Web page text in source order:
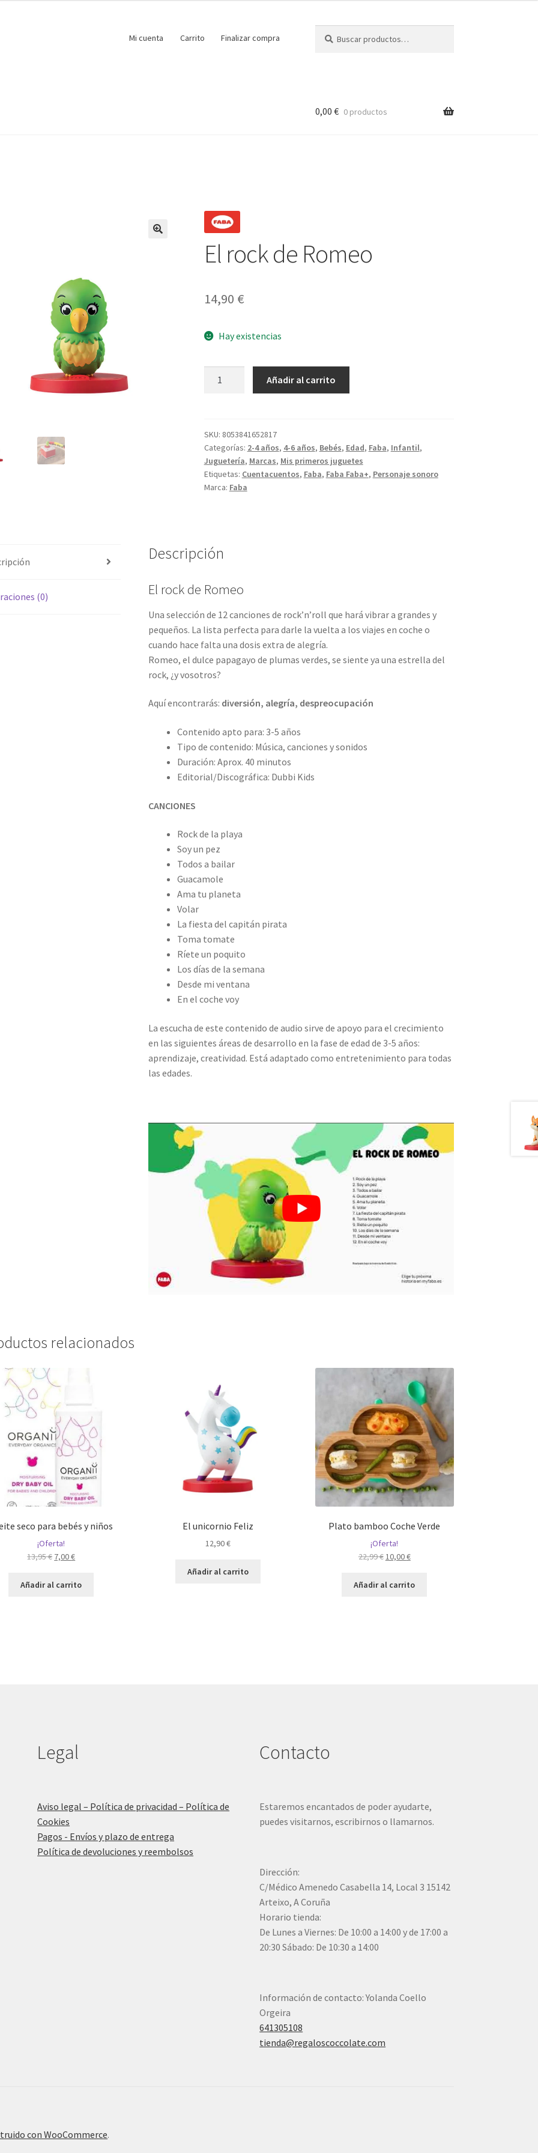
Mi cuenta Carrito Finalizar compra
por:
0,00 € 0 productos
El rock de Romeo
14,90 €
Hay existencias
cantidad
Añadir al carrito
SKU: 8053841652817
Categorías: 2-4 años, 4-6 años, Bebés, Edad, Faba, Infantil,
Juguetería, Marcas, Mis primeros juguetes
Etiquetas: Cuentacuentos, Faba, Faba Faba+, Personaje sonoro
Marca: Faba
(0)
Descripción
El rock de Romeo
Una selección de 12 canciones de rock’n’roll que hará vibrar a grandes y
pequeños. La lista perfecta para darle la vuelta a los viajes en coche o
cuando hace falta una dosis extra de alegría.
Romeo, el dulce papagayo de plumas verdes, se siente ya una estrella del
rock, ¿y vosotros?
Aquí encontrarás: diversión, alegría, despreocupación
Contenido apto para: 3-5 años
Tipo de contenido: Música, canciones y sonidos
Duración: Aprox. 40 minutos
Editorial/Discográfica: Dubbi Kids
CANCIONES
Rock de la playa
Soy un pez
Todos a bailar
Guacamole
Ama tu planeta
Volar
La fiesta del capitán pirata
Toma tomate
Ríete un poquito
Los días de la semana
Desde mi ventana
En el coche voy
La escucha de este contenido de audio sirve de apoyo para el crecimiento
en las siguientes áreas de desarrollo en la fase de edad de 3-5 años:
aprendizaje, creatividad. Está adaptado como entretenimiento para todas
las edades.
relacionados
seco para bebés y niños
¡Oferta!
13,95€ El
original
7,00€El
actual
Añadir al carrito
El unicornio Feliz
12,90€
Añadir al carrito
Plato bamboo Coche Verde
¡Oferta!
22,99€ El
original
10,00€El
actual
Añadir al carrito
Legal
Aviso legal – Política de privacidad – Política de
Cookies
Pagos - Envíos y plazo de entrega
Política de devoluciones y reembolsos
Contacto
Estaremos encantados de poder ayudarte,
puedes visitarnos, escribirnos o llamarnos.
Dirección:
C/Médico Amenedo Casabella 14, Local 3 15142
Arteixo, A Coruña
Horario tienda:
De Lunes a Viernes: De 10:00 a 14:00 y de 17:00 a
20:30 Sábado: De 10:30 a 14:00
Información de contacto: Yolanda Coello
Orgeira
641305108
tienda@regaloscoccolate.com
con WooCommerce.